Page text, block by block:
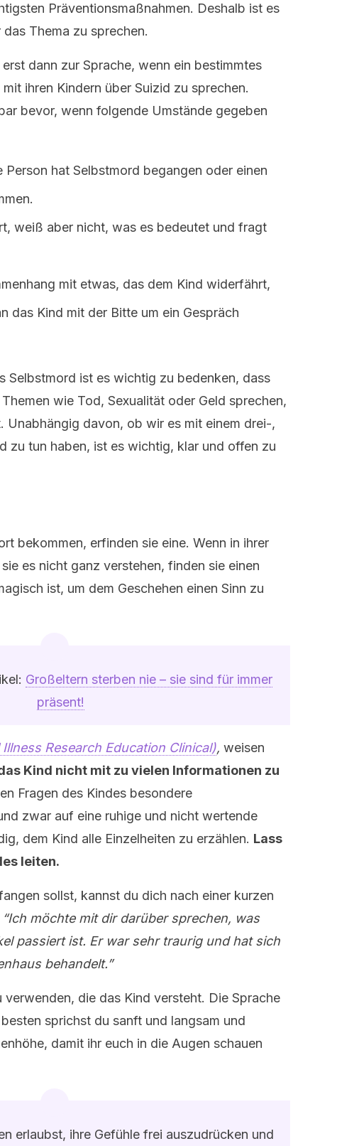
Präventionsmaßnahmen. Deshalb ist es
Thema zu sprechen.
dann zur Sprache, wenn ein bestimmtes
ihren Kindern über Suizid zu sprechen.
bevor, wenn folgende Umstände gegeben
Person hat Selbstmord begangen oder einen
weiß aber nicht, was es bedeutet und fragt
mit etwas, das dem Kind widerfährt,
das Kind mit der Bitte um ein Gespräch
Selbstmord ist es wichtig zu bedenken, dass
wie Tod, Sexualität oder Geld sprechen,
Unabhängig davon, ob wir es mit einem drei-,
zu tun haben, ist es wichtig, klar und offen zu
bekommen, erfinden sie eine. Wenn in ihrer
es nicht ganz verstehen, finden sie einen
ist, um dem Geschehen einen Sinn zu
Großeltern sterben nie – sie sind für immer
präsent!
Illness Research Education Clinical), weisen
Kind nicht mit zu vielen Informationen zu
Fragen des Kindes besondere
zwar auf eine ruhige und nicht wertende
dem Kind alle Einzelheiten zu erzählen. Lass
leiten.
sollst, kannst du dich nach einer kurzen
“Ich möchte mit dir darüber sprechen, was
passiert ist. Er war sehr traurig und hat sich
behandelt.”
die das Kind versteht. Die Sprache
sprichst du sanft und langsam und
damit ihr euch in die Augen schauen
erlaubst, ihre Gefühle frei auszudrücken und